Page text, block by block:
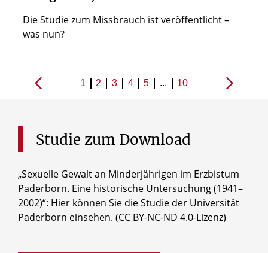
Die Studie zum Missbrauch ist veröffentlicht –
was nun?
1 2 3 4 5 ... 10
Studie zum Download
„Se­xu­el­le Ge­walt an Min­der­jäh­ri­gen im Erz­bis­tum
Pa­der­born. Ei­ne his­to­ri­sche Un­ter­su­chung (1941–
2002)“: Hier können Sie die Studie der Universität
Paderborn einsehen. (CC BY-NC-ND 4.0-Lizenz)